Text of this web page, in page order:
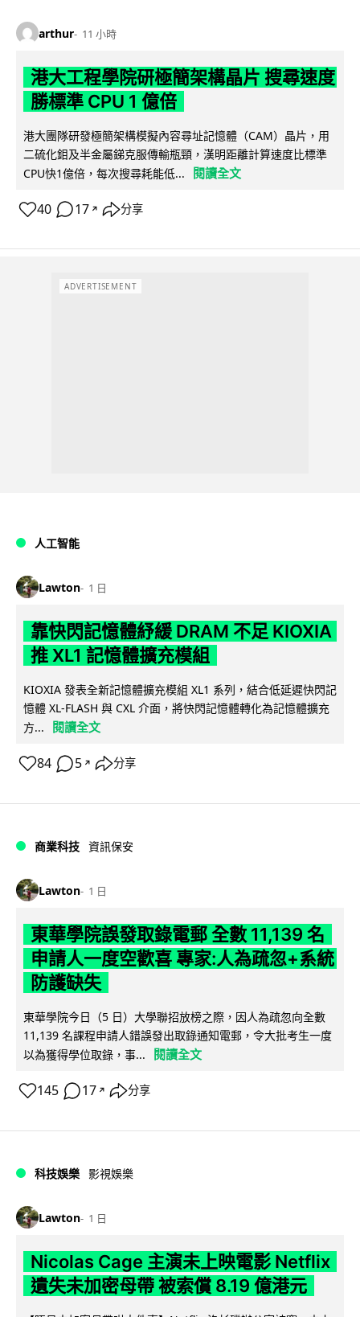
arthur 11 小時
港大工程學院研極簡架構晶片 搜尋速度
勝標準 CPU 1 億倍
港大團隊研發極簡架構模擬內容尋址記憶體（CAM）晶片，用
二硫化鉬及半金屬銻克服傳輸瓶頸，漢明距離計算速度比標準
CPU快1億倍，每次搜尋耗能低...
閱讀全文
40 17 ↗ 分享
ADVERTISEMENT
人工智能
Lawton 1 日
靠快閃記憶體紓緩 DRAM 不足 KIOXIA
推 XL1 記憶體擴充模組
KIOXIA 發表全新記憶體擴充模組 XL1 系列，結合低延遲快閃記
憶體 XL-FLASH 與 CXL 介面，將快閃記憶體轉化為記憶體擴充
方...
閱讀全文
84 5 ↗ 分享
商業科技 資訊保安
Lawton 1 日
東華學院誤發取錄電郵 全數 11,139 名
申請人一度空歡喜 專家:人為疏忽+系統
防護缺失
東華學院今日（5 日）大學聯招放榜之際，因人為疏忽向全數
11,139 名課程申請人錯誤發出取錄通知電郵，令大批考生一度
以為獲得學位取錄，事...
閱讀全文
145 17 ↗ 分享
科技娛樂 影視娛樂
Lawton 1 日
Nicolas Cage 主演未上映電影 Netflix
遺失未加密母帶 被索償 8.19 億港元